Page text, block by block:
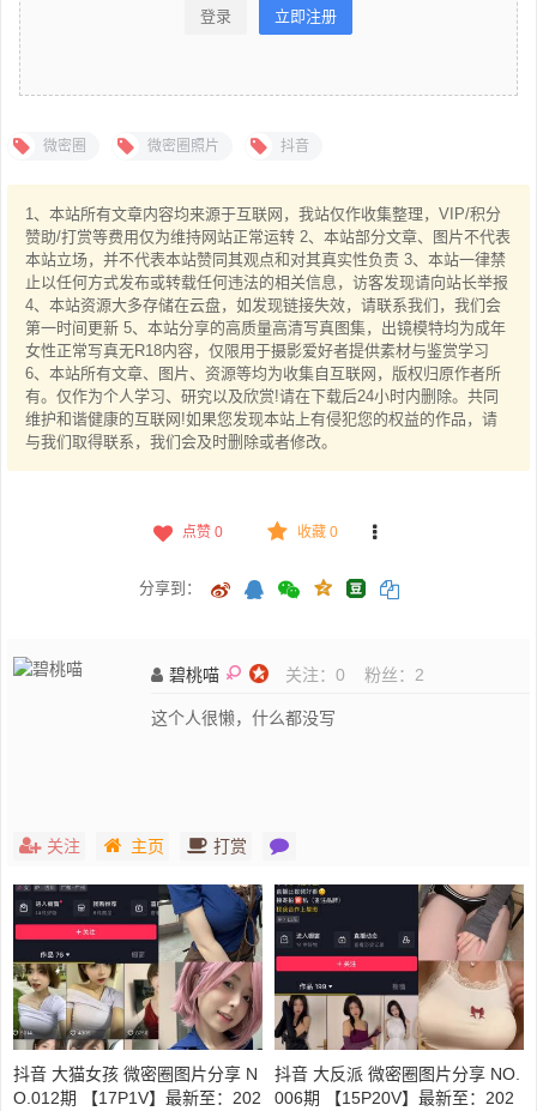
登录 立即注册
微密圈 微密圈照片 抖音
1、本站所有文章内容均来源于互联网，我站仅作收集整理，VIP/积分
赞助/打赏等费用仅为维持网站正常运转 2、本站部分文章、图片不代表
本站立场，并不代表本站赞同其观点和对其真实性负责 3、本站一律禁
止以任何方式发布或转载任何违法的相关信息，访客发现请向站长举报
4、本站资源大多存储在云盘，如发现链接失效，请联系我们，我们会
第一时间更新 5、本站分享的高质量高清写真图集，出镜模特均为成年
女性正常写真无R18内容，仅限用于摄影爱好者提供素材与鉴赏学习
6、本站所有文章、图片、资源等均为收集自互联网，版权归原作者所
有。仅作为个人学习、研究以及欣赏!请在下载后24小时内删除。共同
维护和谐健康的互联网!如果您发现本站上有侵犯您的权益的作品，请
与我们取得联系，我们会及时删除或者修改。
点赞 0 收藏 0
分享到：
碧桃喵 关注： 0 粉丝： 2
这个人很懒，什么都没写
关注 主页 打赏
抖音 大猫女孩 微密圈图片分享 N
O.012期 【17P1V】最新至：202
抖音 大反派 微密圈图片分享 NO.
006期 【15P20V】最新至：202